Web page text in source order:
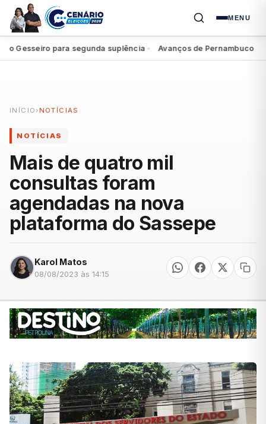
MENU
para segunda suplência● Avanços de Pernambuco
INÍCIO ›NOTÍCIAS
NOTÍCIAS
Mais de quatro mil
consultas foram
agendadas na nova
plataforma do Sassepe
Karol Matos
08/08/2023 às 14:15